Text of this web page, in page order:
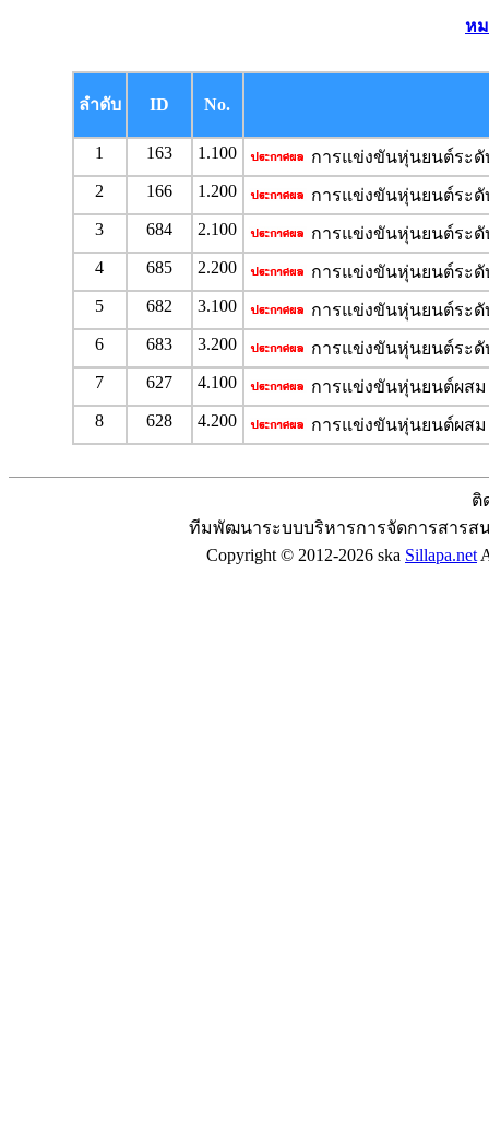
ห
ลำดับ ID No.
1 163 1.100
การแข่งขันหุ่นยนต์ระดั
2
166 1.200
การแข่งขันหุ่นยนต์ระดั
3
684 2.100
การแข่งขันหุ่นยนต์ระดั
4
685 2.200
การแข่งขันหุ่นยนต์ระดั
5
682 3.100
การแข่งขันหุ่นยนต์ระดั
6
683 3.200
การแข่งขันหุ่นยนต์ระดั
7
627 4.100
การแข่งขันหุ่นยนต์ผสม
8
628 4.200 การแข่งขันหุ่นยนต์ผสม
ติ
ทีมพัฒนาระบบบริหารการจัดการสารส
Copyright © 2012-2026 ska Sillapa.net